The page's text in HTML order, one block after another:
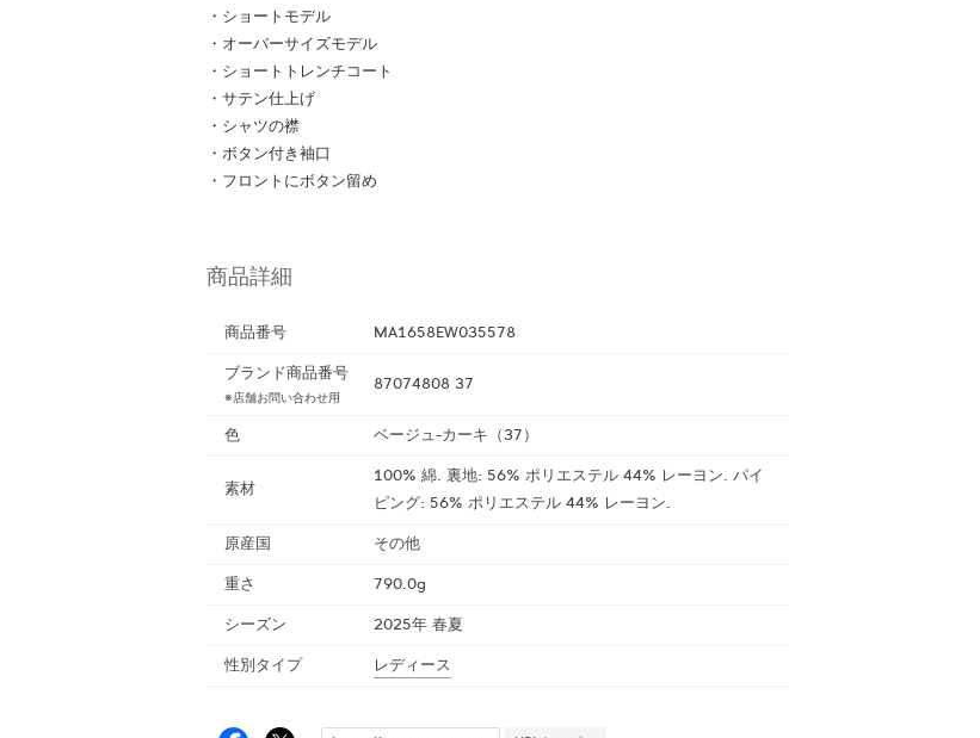
・ショートモデル
・オーバーサイズモデル
・ショートトレンチコート
・サテン仕上げ
・シャツの襟
・ボタン付き袖口
・フロントにボタン留め
商品詳細
商品番号
MA1658EW035578
ブランド商品番号
※店舗お問い合わせ用
87074808 37
色 ベージュ-カーキ（37）
素材
100% 綿. 裏地: 56% ポリエステル 44% レーヨン. パイ
ピング: 56% ポリエステル 44% レーヨン.
原産国
その他
重さ
790.0g
シーズン
2025年 春夏
性別タイプ
レディース